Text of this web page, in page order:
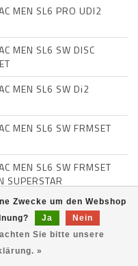
MEN SL6 PRO UDI2
MEN SL6 SW DISC
MEN SL6 SW Di2
MEN SL6 SW FRMSET
MEN SL6 SW FRMSET
SUPERSTAR
MEN SW SL6
Di2
WMN SL6 EXPERT
Zwecke um den Webshop
Ja
Nein
Sie bitte unsere
»